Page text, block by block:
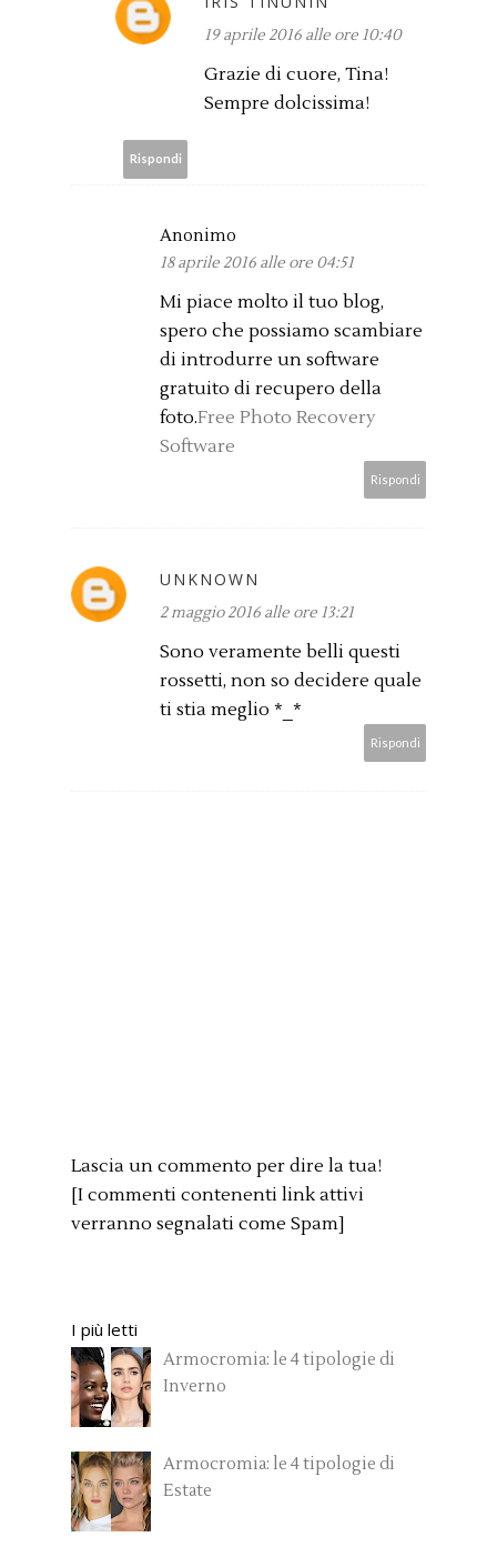
19 aprile 2016 alle ore 10:40
Grazie di cuore, Tina!
Sempre dolcissima!
Rispondi
Anonimo
18 aprile 2016 alle ore 04:51
Mi piace molto il tuo blog,
spero che possiamo scambiare
di introdurre un software
gratuito di recupero della
foto.Free Photo Recovery
Software
Rispondi
UNKNOWN
2 maggio 2016 alle ore 13:21
Sono veramente belli questi
rossetti, non so decidere quale
ti stia meglio *_*
Rispondi
Lascia un commento per dire la tua!
[I commenti contenenti link attivi
verranno segnalati come Spam]
I più letti
Armocromia: le 4 tipologie di
Inverno
Armocromia: le 4 tipologie di
Estate